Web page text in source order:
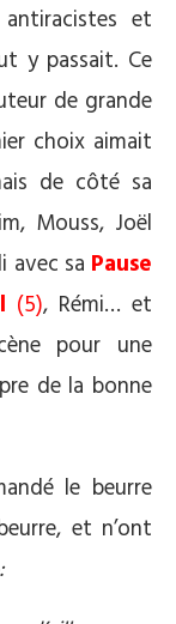
et
y passait. Ce
de grande
choix aimait
de côté sa
Mouss, Joël
avec sa Pause
(5), Rémi… et
pour une
de la bonne
le beurre
et n’ont